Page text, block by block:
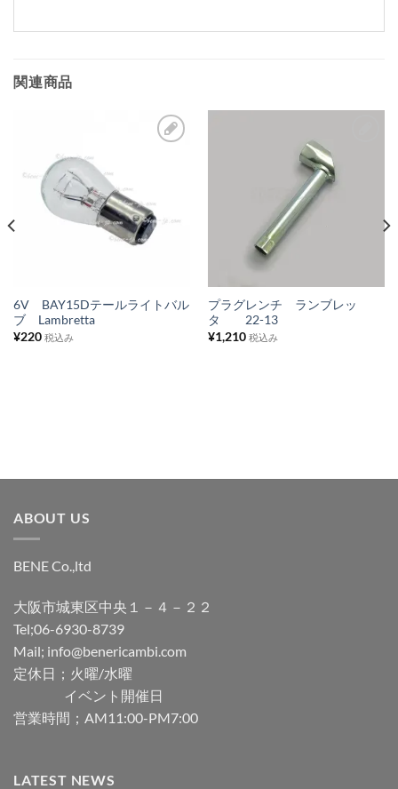
関連商品
に
入
ス
6V BAY15Dテールライトバル
ブ Lambretta
¥220 税込み
プラグレンチ ランブレッ
タ 22-13
¥1,210 税込み
ABOUT US
BENE Co.,ltd
大阪市城東区中央１－４－２２
Tel;06-6930-8739
Mail; info@benericambi.com
定休日；火曜/水曜
イベント開催日
営業時間；AM11:00-PM7:00
LATEST NEWS